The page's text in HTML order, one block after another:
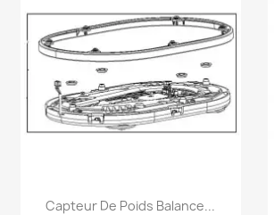
Aperçu rapide
Capteur De Poids Balance...